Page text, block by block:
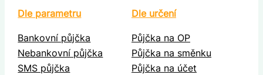
Dle parametru
Bankovní půjčka
Nebankovní půjčka
SMS půjčka
Dle určení
Půjčka na OP
Půjčka na směnku
Půjčka na účet